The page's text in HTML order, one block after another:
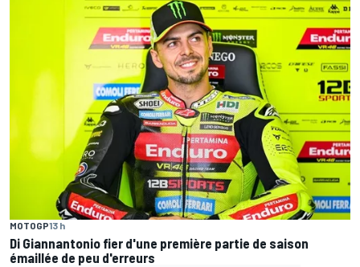
MOTOGP13 h
Di Giannantonio fier d'une première partie de saison
émaillée de peu d'erreurs